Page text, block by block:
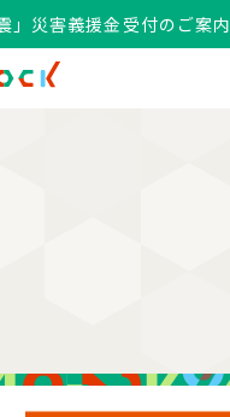
」災害義援金受付のご案内